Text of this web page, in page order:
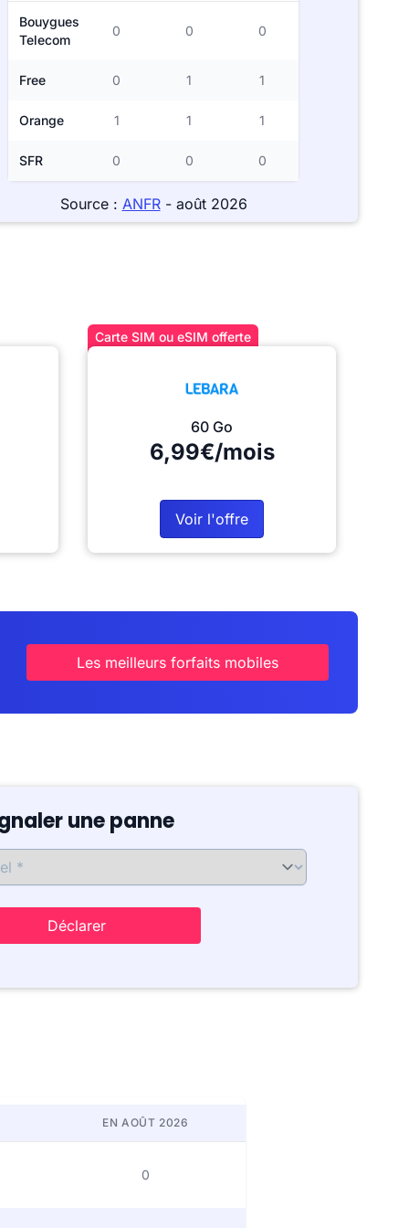
Bouygues
Telecom
0 0 0
Free 0 1 1
Orange 1 1 1
SFR 0 0 0
Source : ANFR- août 2026
Carte SIM ou eSIM offerte
60 Go
6,99€/mois
Voir l'offre
Les meilleurs forfaits mobiles
une panne
Déclarer
EN AOÛT 2026
0